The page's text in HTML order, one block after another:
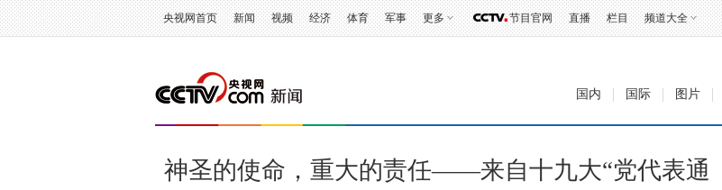
央视网首页 新闻 视频 经济 体育 军事 更多 节目官网 直播 栏目 频道大全
国内 国际 图片
神圣的使命，重大的责任——来自十九大“党代表通